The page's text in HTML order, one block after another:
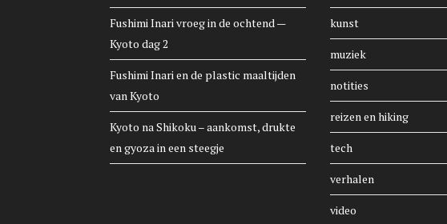
Fushimi Inari vroeg in de ochtend —
Kyoto dag 2
Fushimi Inari en de plastic maaltijden
van Kyoto
Kyoto na Shikoku – aankomst, drukte
en gyoza in een steegje
kunst
muziek
notities
reizen en hiking
tech
verhalen
video